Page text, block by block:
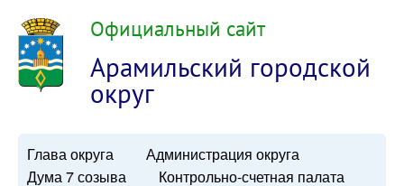
Официальный сайт
Арамильский городской
округ
Глава округа
Администрация округа
Дума 7 созыва
Контрольно-счетная палата